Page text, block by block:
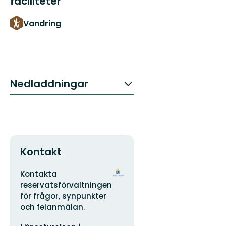
Vandring
Nedladdningar
Kontakt
Adress
Kontakta
reservatsförvaltningen
för frågor, synpunkter
och felanmälan.
Organisationens